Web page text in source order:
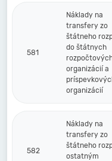
581
Náklady na
transfery zo
štátneho
do štátnych
organizácií a
organizácií
582
Náklady na
transfery zo
štátneho
ostatným